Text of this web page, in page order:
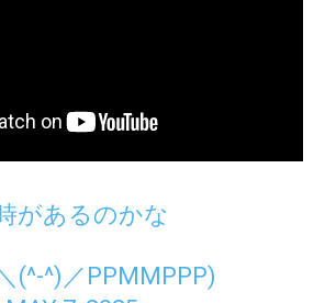
があるのかな
(^-^)／PPMMPPP)